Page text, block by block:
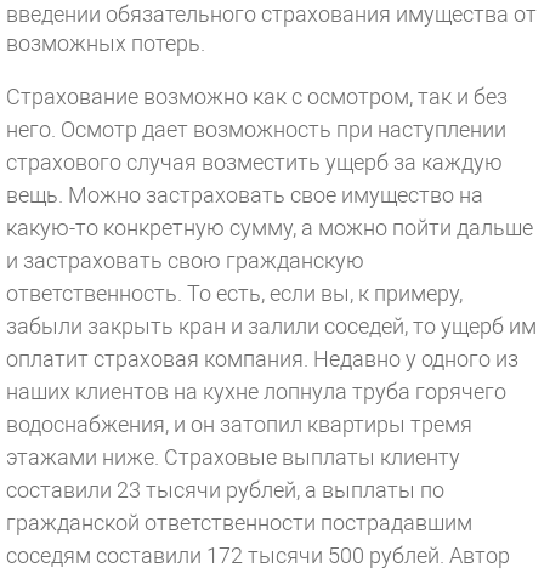
введении обязательного страхования имущества от
возможных потерь.
Страхование возможно как с осмотром, так и без
него. Осмотр дает возможность при наступлении
страхового случая возместить ущерб за каждую
вещь. Можно застраховать свое имущество на
какую-то конкретную сумму, а можно пойти дальше
и застраховать свою гражданскую
ответственность. То есть, если вы, к примеру,
забыли закрыть кран и залили соседей, то ущерб им
оплатит страховая компания. Недавно у одного из
наших клиентов на кухне лопнула труба горячего
водоснабжения, и он затопил квартиры тремя
этажами ниже. Страховые выплаты клиенту
составили 23 тысячи рублей, а выплаты по
гражданской ответственности пострадавшим
соседям составили 172 тысячи 500 рублей. Автор